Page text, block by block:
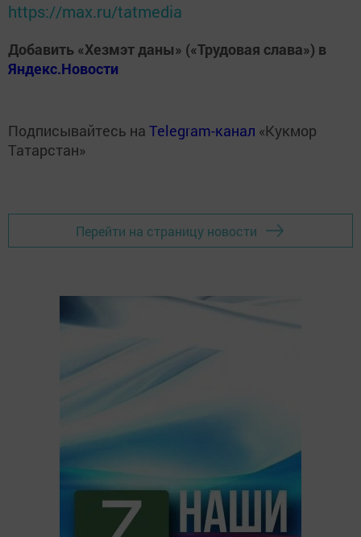
https://max.ru/tatmedia
Добавить «Хезмэт даны» («Трудовая слава») в
Яндекс.Новости
Подписывайтесь на Telegram-канал «Кукмор
Татарстан»
Перейти на страницу новости